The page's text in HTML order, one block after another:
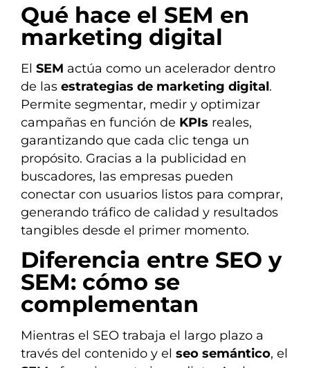
Qué hace el SEM en
marketing digital
El SEM actúa como un acelerador dentro
de las estrategias de marketing digital.
Permite segmentar, medir y optimizar
campañas en función de KPIs reales,
garantizando que cada clic tenga un
propósito. Gracias a la publicidad en
buscadores, las empresas pueden
conectar con usuarios listos para comprar,
generando tráfico de calidad y resultados
tangibles desde el primer momento.
Diferencia entre SEO y
SEM: cómo se
complementan
Mientras el SEO trabaja el largo plazo a
través del contenido y el seo semántico, el